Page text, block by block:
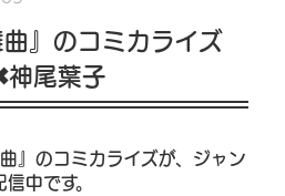
曲』のコミカライズ
尾葉子
』のコミカライズが、ジャン
中です。